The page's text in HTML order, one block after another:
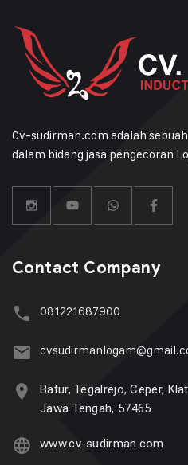
Cv-sudirman.com adalah
dalam bidang jasa pengecoran
Contact Company
081221687900
Batur, Tegalrejo, Ceper,
Jawa Tengah, 57465
www.cv-sudirman.com